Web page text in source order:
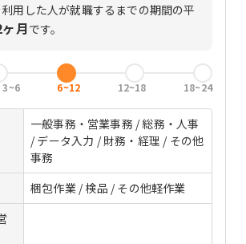
用した人が就職するまでの期間の平
月です。
3~6 6~12 12~18 18~24
一般事務・営業事務 / 総務・人事
/ データ入力 / 財務・経理 / その他
事務
梱包作業 / 検品 / その他軽作業